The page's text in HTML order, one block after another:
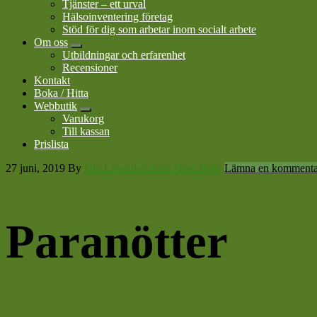
Tjänster – ett urval
Hälsoinventering företag
Stöd för dig som arbetar inom socialt arbete
Om oss
Submenu
Utbildningar och erfarenhet
Recensioner
Kontakt
Boka / Hitta
Webbutik
Submenu
Varukorg
Till kassan
Prislista
27 juni, 2019 By Din LivsstilsResurs Nina Plato Lämna en
Paranötter